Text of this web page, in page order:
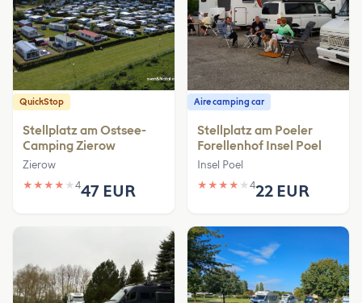
QuickStop
Stellplatz am Ostsee-
Camping Zierow
Zierow
★ ★ ★ ★ ★ 447 EUR
Aire camping car
Stellplatz am Poeler
Forellenhof Insel Poel
Insel Poel
★ ★ ★ ★ ★ 422 EUR